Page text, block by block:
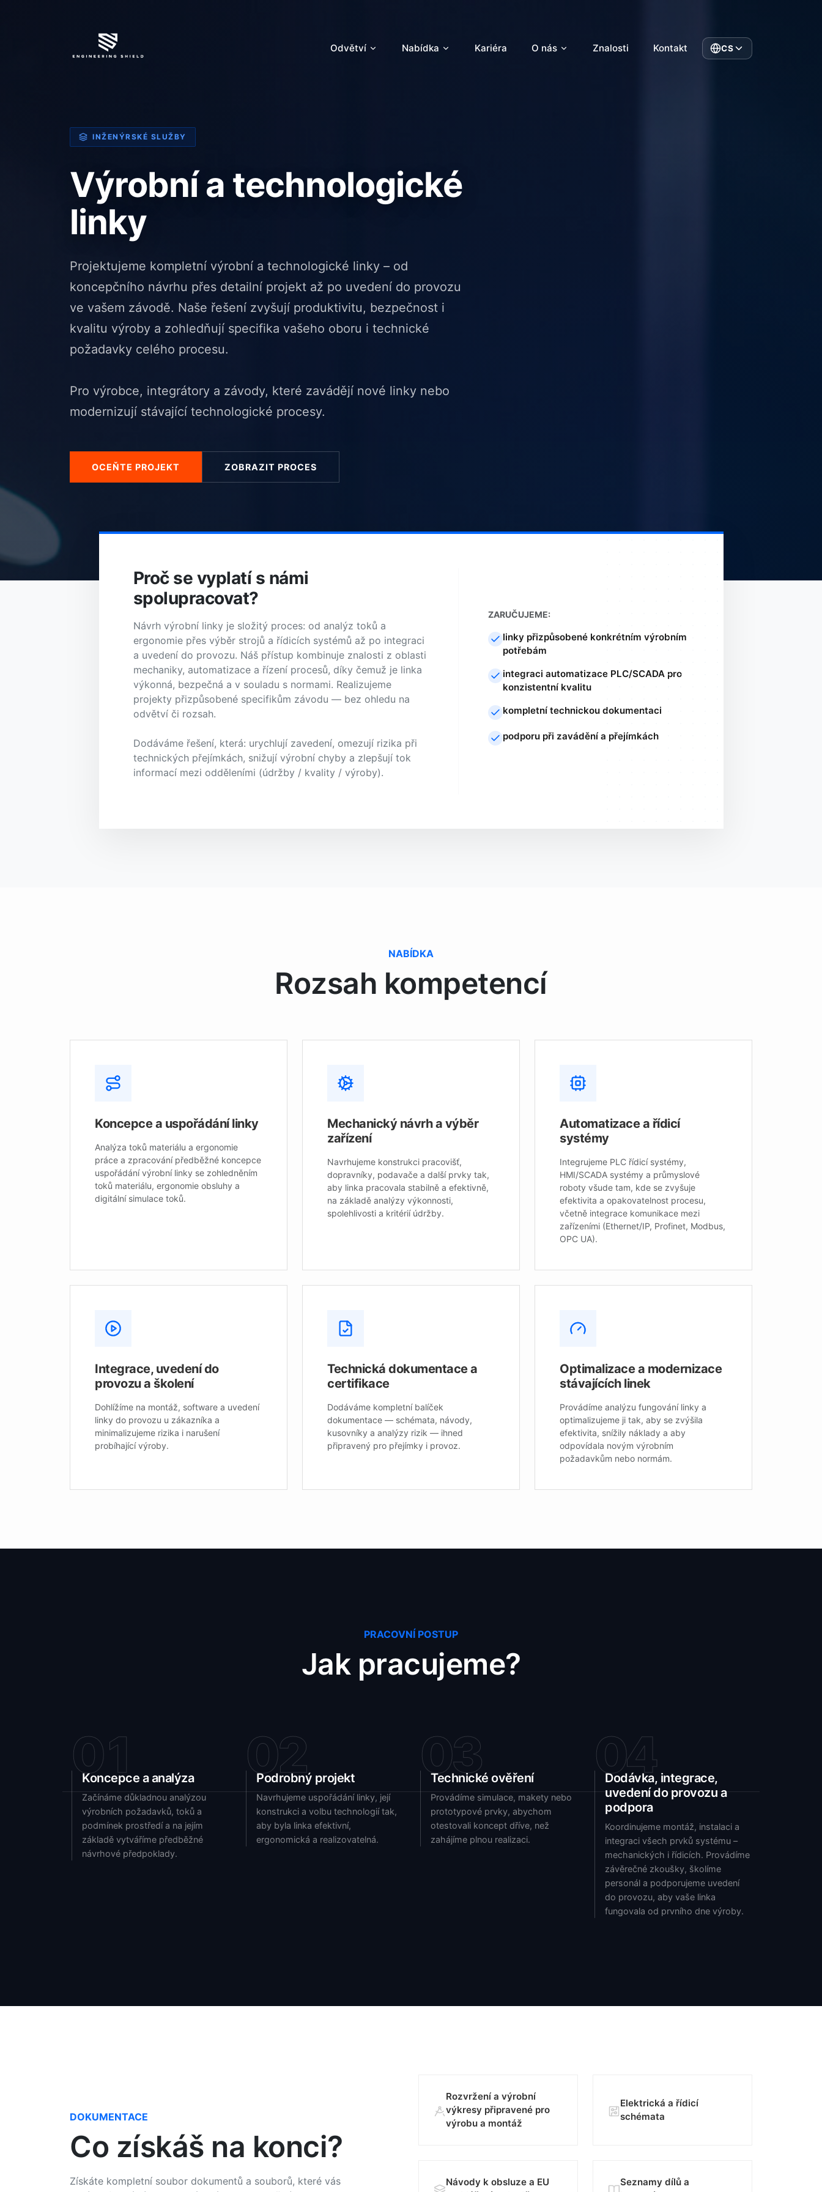
Odvětví Nabídka Kariéra O nás Znalosti Kontakt CS
INŽENÝRSKÉ SLUŽBY
Výrobní a technologické
linky
Projektujeme kompletní výrobní a technologické linky – od
koncepčního návrhu přes detailní projekt až po uvedení do provozu
ve vašem závodě. Naše řešení zvyšují produktivitu, bezpečnost i
kvalitu výroby a zohledňují specifika vašeho oboru i technické
požadavky celého procesu.
Pro výrobce, integrátory a závody, které zavádějí nové linky nebo
modernizují stávající technologické procesy.
OCEŇTE PROJEKT ZOBRAZIT PROCES
Proč se vyplatí s námi
spolupracovat?
Návrh výrobní linky je složitý proces: od analýz toků a
ergonomie přes výběr strojů a řídicích systémů až po integraci
a uvedení do provozu. Náš přístup kombinuje znalosti z oblasti
mechaniky, automatizace a řízení procesů, díky čemuž je linka
výkonná, bezpečná a v souladu s normami. Realizujeme
projekty přizpůsobené specifikům závodu — bez ohledu na
odvětví či rozsah.
Dodáváme řešení, která: urychlují zavedení, omezují rizika při
technických přejímkách, snižují výrobní chyby a zlepšují tok
informací mezi odděleními (údržby / kvality / výroby).
ZARUČUJEME:
linky přizpůsobené konkrétním výrobním
potřebám
integraci automatizace PLC/SCADA pro
konzistentní kvalitu
kompletní technickou dokumentaci
podporu při zavádění a přejímkách
NABÍDKA
Rozsah kompetencí
Koncepce a uspořádání linky
Analýza toků materiálu a ergonomie
práce a zpracování předběžné koncepce
uspořádání výrobní linky se zohledněním
toků materiálu, ergonomie obsluhy a
digitální simulace toků.
Mechanický návrh a výběr
zařízení
Navrhujeme konstrukci pracovišť,
dopravníky, podavače a další prvky tak,
aby linka pracovala stabilně a efektivně,
na základě analýzy výkonnosti,
spolehlivosti a kritérií údržby.
Automatizace a řídicí
systémy
Integrujeme PLC řídicí systémy,
HMI/SCADA systémy a průmyslové
roboty všude tam, kde se zvyšuje
efektivita a opakovatelnost procesu,
včetně integrace komunikace mezi
zařízeními (Ethernet/IP, Profinet, Modbus,
OPC UA).
Integrace, uvedení do
provozu a školení
Dohlížíme na montáž, software a uvedení
linky do provozu u zákazníka a
minimalizujeme rizika i narušení
probíhající výroby.
Technická dokumentace a
certifikace
Dodáváme kompletní balíček
dokumentace — schémata, návody,
kusovníky a analýzy rizik — ihned
připravený pro přejímky i provoz.
Optimalizace a modernizace
stávajících linek
Provádíme analýzu fungování linky a
optimalizujeme ji tak, aby se zvýšila
efektivita, snížily náklady a aby
odpovídala novým výrobním
požadavkům nebo normám.
PRACOVNÍ POSTUP
Jak pracujeme?
01
Koncepce a analýza
Začínáme důkladnou analýzou
výrobních požadavků, toků a
podmínek prostředí a na jejím
základě vytváříme předběžné
návrhové předpoklady.
02
Podrobný projekt
Navrhujeme uspořádání linky, její
konstrukci a volbu technologií tak,
aby byla linka efektivní,
ergonomická a realizovatelná.
03
Technické ověření
Provádíme simulace, makety nebo
prototypové prvky, abychom
otestovali koncept dříve, než
zahájíme plnou realizaci.
04
Dodávka, integrace,
uvedení do provozu a
podpora
Koordinujeme montáž, instalaci a
integraci všech prvků systému –
mechanických i řídicích. Provádíme
závěrečné zkoušky, školíme
personál a podporujeme uvedení
do provozu, aby vaše linka
fungovala od prvního dne výroby.
DOKUMENTACE
Co získáš na konci?
Získáte kompletní soubor dokumentů a souborů, které vás
Rozvržení a výrobní
výkresy připravené pro
výrobu a montáž
Elektrická a řídicí
schémata
Návody k obsluze a EU
Seznamy dílů a